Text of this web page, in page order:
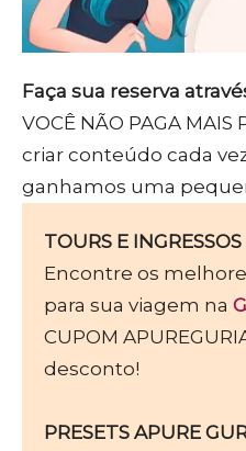
Faça sua reserva
VOCÊ NÃO PAGA MAIS
criar conteúdo cada
ganhamos uma
TOURS E INGRESSOS
Encontre os
para sua viagem na
CUPOM
desconto!
PRESETS APURE